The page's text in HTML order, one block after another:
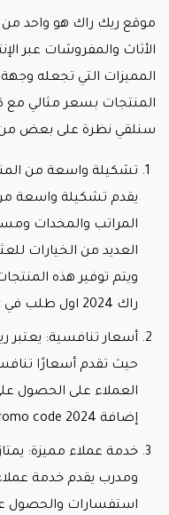
موقع ريك راك هو واحد من
الأثاث والمفروشات عبر
المميزات التي تجعله
المنتجات بسعر مثالي مع
سنلقي نظرة على بعض من
تشكيلة واسعة من
يقدم تشكيلة واسعة من
المراتب والمخدات
العديد من الخيارات
ويتم توفير هذه
راك 2024 اول طلب في ricrac egypt
أسعار تنافسية:
حيث تقدم أسعارًا
العملاء على الحصول
إضافة ricrac egypt promo code 2024 للأثاث.
خدمة عملاء مميزة:
ومدرب يقدم خدمة
استفسارات والحصول